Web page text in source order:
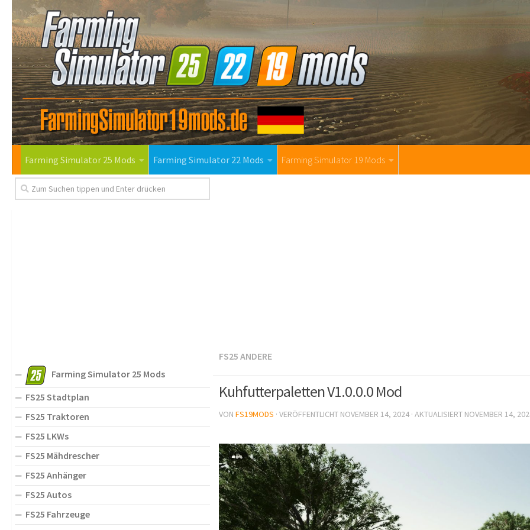
Farming Simulator 25 Mods Farming Simulator 22 Mods Farming Simulator 19 Mods
FS25 ANDERE
Kuhfutterpaletten V1.0.0.0 Mod
VON FS19MODS · VERÖFFENTLICHT NOVEMBER 14, 2024 · AKTUALISIERT NOVEMBER 14,
Farming Simulator 25 Mods
FS25 Stadtplan
FS25 Traktoren
FS25 LKWs
FS25 Mähdrescher
FS25 Anhänger
FS25 Autos
FS25 Fahrzeuge